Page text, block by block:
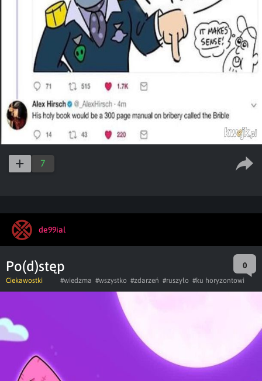
7
de99ial
Po(d)stęp 0
Ciekawostki #wiedzma #wszystko #zdarzeń #ruszyło #ku horyzontowi